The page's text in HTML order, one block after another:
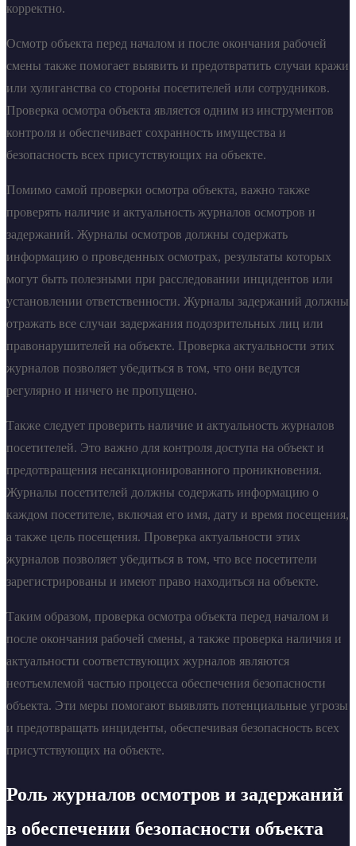
корректно.
Осмотр объекта перед началом и после окончания рабочей
смены также помогает выявить и предотвратить случаи кражи
или хулиганства со стороны посетителей или сотрудников.
Проверка осмотра объекта является одним из инструментов
контроля и обеспечивает сохранность имущества и
безопасность всех присутствующих на объекте.
Помимо самой проверки осмотра объекта, важно также
проверять наличие и актуальность журналов осмотров и
задержаний. Журналы осмотров должны содержать
информацию о проведенных осмотрах, результаты которых
могут быть полезными при расследовании инцидентов или
установлении ответственности. Журналы задержаний должны
отражать все случаи задержания подозрительных лиц или
правонарушителей на объекте. Проверка актуальности этих
журналов позволяет убедиться в том, что они ведутся
регулярно и ничего не пропущено.
Также следует проверить наличие и актуальность журналов
посетителей. Это важно для контроля доступа на объект и
предотвращения несанкционированного проникновения.
Журналы посетителей должны содержать информацию о
каждом посетителе, включая его имя, дату и время посещения,
а также цель посещения. Проверка актуальности этих
журналов позволяет убедиться в том, что все посетители
зарегистрированы и имеют право находиться на объекте.
Таким образом, проверка осмотра объекта перед началом и
после окончания рабочей смены, а также проверка наличия и
актуальности соответствующих журналов являются
неотъемлемой частью процесса обеспечения безопасности
объекта. Эти меры помогают выявлять потенциальные угрозы
и предотвращать инциденты, обеспечивая безопасность всех
присутствующих на объекте.
Роль журналов осмотров и задержаний
в обеспечении безопасности объекта